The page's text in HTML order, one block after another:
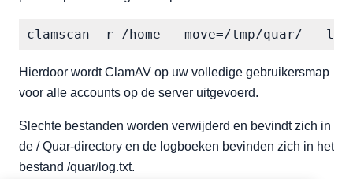
Hierdoor wordt ClamAV op uw volledige gebruikersmap
voor alle accounts op de server uitgevoerd.
Slechte bestanden worden verwijderd en bevindt zich in
de / Quar-directory en de logboeken bevinden zich in het
bestand /quar/log.txt.